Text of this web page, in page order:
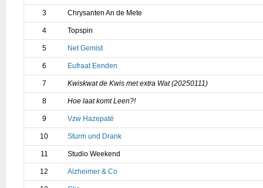
3 Chrysanten An de Mete
4 Topspin
5 Net Gemist
6 Eufraat Eenden
7 Kwiskwat de Kwis met extra Wat (20250111)
8 Hoe laat komt Leen?!
9 Vzw Hazepaté
10 Sturm und Drank
11 Studio Weekend
12 Alzheimer & Co